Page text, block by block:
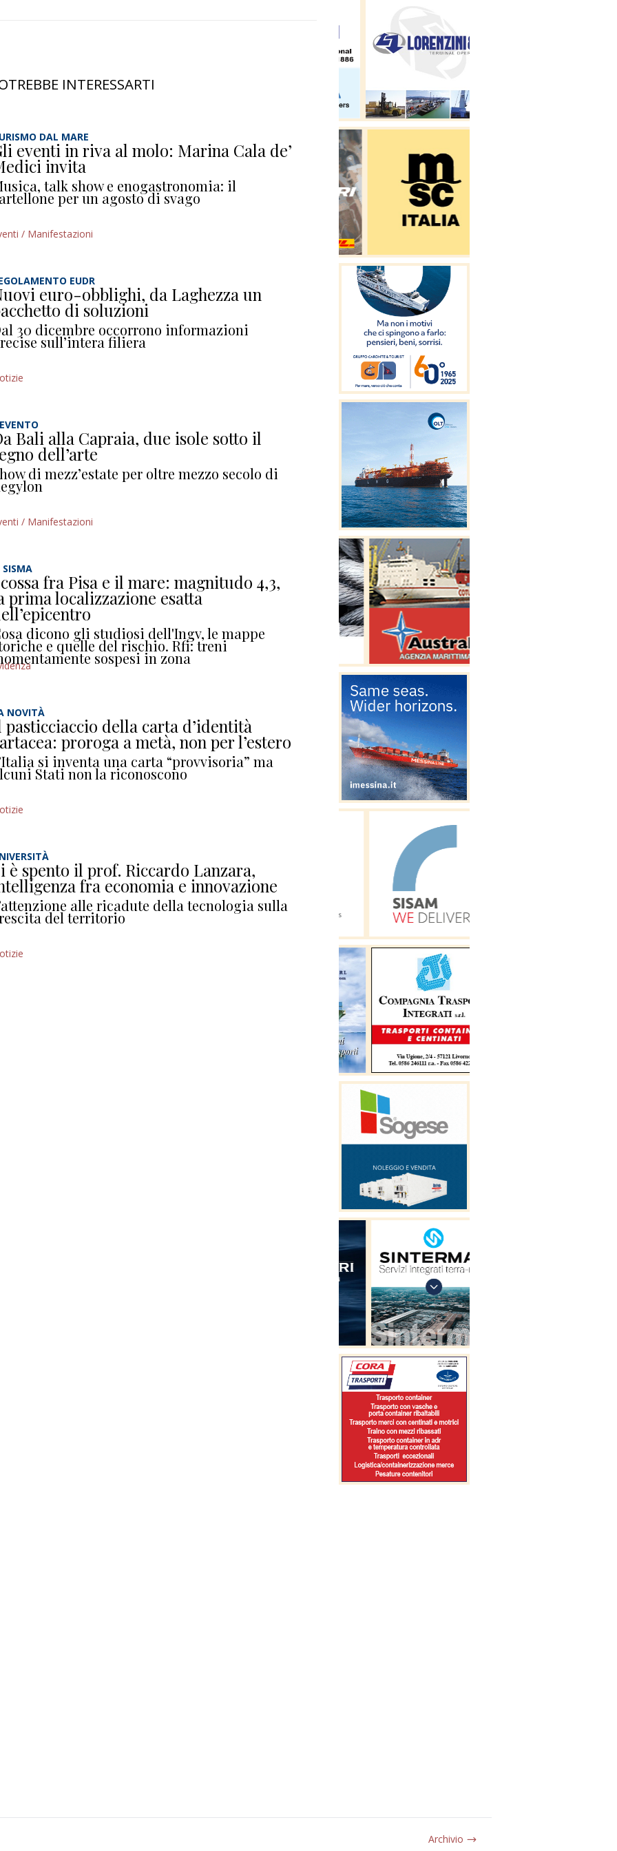
INTERESSARTI
DAL MARE
eventi in riva al molo: Marina Cala de’
invita
talk show e enogastronomia: il
per un agosto di svago
/ Manifestazioni
EUDR
euro-obblighi, da Laghezza un
di soluzioni
30 dicembre occorrono informazioni
sull’intera filiera
Bali alla Capraia, due isole sotto il
dell’arte
di mezz’estate per oltre mezzo secolo di
/ Manifestazioni
SISMA
fra Pisa e il mare: magnitudo 4,3,
prima localizzazione esatta
dicono gli studiosi dell'Ingv, le mappe
e quelle del rischio. Rfi: treni
sospesi in zona
NOVITÀ
pasticciaccio della carta d’identità
proroga a metà, non per l’estero
si inventa una carta “provvisoria” ma
Stati non la riconoscono
è spento il prof. Riccardo Lanzara,
fra economia e innovazione
alle ricadute della tecnologia sulla
del territorio
Archivio